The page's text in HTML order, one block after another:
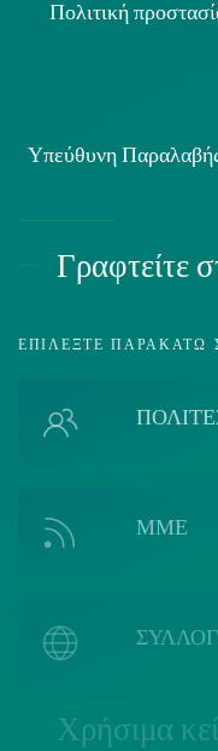
Πολιτική
Υπεύθυνη
Γραφτείτε
ΕΠΙΛΈΞΤΕ ΠΑΡΑΚΆΤΩ
ΜΜΕ
Χρήσιμα